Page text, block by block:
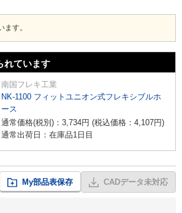
す。
れています
南国フレキ工業
NK-1100 フィットユニオン式フレキシブルホ
ース
通常価格(税別)： 3,734円 (税込価格： 4,107円)
通常出荷日：在庫品1日目
My部品表保存 CADデータ未対応